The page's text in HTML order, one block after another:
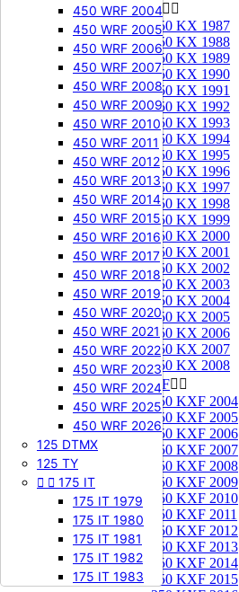
450 WRF 2004
450 WRF 2005
450 WRF 2006
450 WRF 2007
450 WRF 2008
450 WRF 2009
450 WRF 2010
450 WRF 2011
450 WRF 2012
450 WRF 2013
450 WRF 2014
450 WRF 2015
450 WRF 2016
450 WRF 2017
450 WRF 2018
450 WRF 2019
450 WRF 2020
450 WRF 2021
450 WRF 2022
450 WRF 2023
450 WRF 2024
450 WRF 2025
450 WRF 2026
125 DTMX
125 TY
  175 IT
175 IT 1979
175 IT 1980
175 IT 1981
175 IT 1982
175 IT 1983
250 KX 
250 KX 1987
250 KX 1988
250 KX 1989
250 KX 1990
250 KX 1991
250 KX 1992
250 KX 1993
250 KX 1994
250 KX 1995
250 KX 1996
250 KX 1997
250 KX 1998
250 KX 1999
250 KX 2000
250 KX 2001
250 KX 2002
250 KX 2003
250 KX 2004
250 KX 2005
250 KX 2006
250 KX 2007
250 KX 2008
250 KXF 
250 KXF 2004
250 KXF 2005
250 KXF 2006
250 KXF 2007
250 KXF 2008
250 KXF 2009
250 KXF 2010
250 KXF 2011
250 KXF 2012
250 KXF 2013
250 KXF 2014
250 KXF 2015